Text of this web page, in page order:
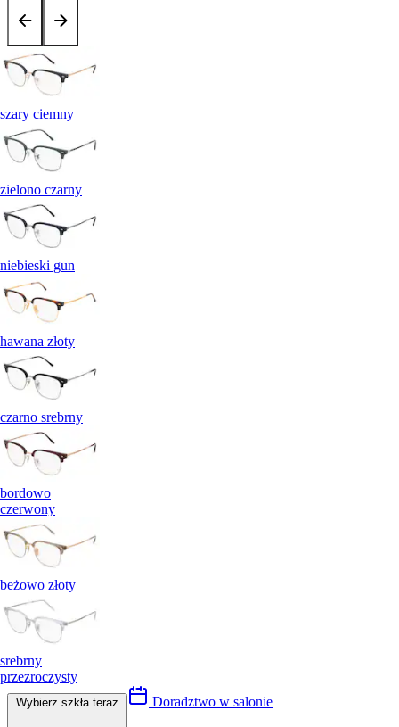
szary ciemny
zielono czarny
niebieski gun
hawana złoty
czarno srebrny
bordowo
czerwony
beżowo złoty
srebrny
przezroczysty
Doradztwo w salonie